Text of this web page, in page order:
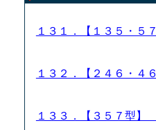
１３１．【１３５・５
１３２．【２４６・４
１３３．【３５７型】